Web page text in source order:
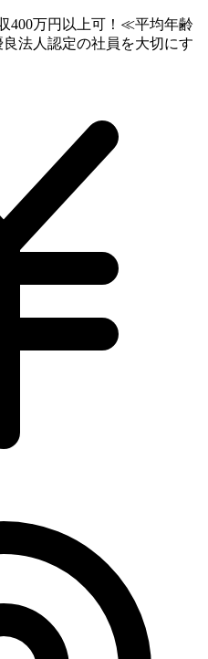
400万円以上可！≪平均年齢
法人認定の社員を大切にす